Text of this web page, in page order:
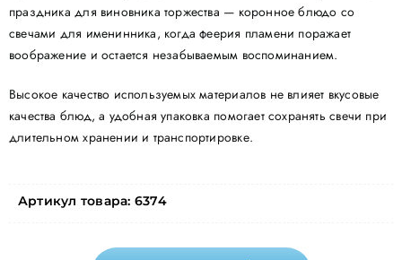
праздника для виновника торжества — коронное блюдо со
свечами для именинника, когда феерия пламени поражает
воображение и остается незабываемым воспоминанием.
Высокое качество используемых материалов не влияет вкусовые
качества блюд, а удобная упаковка помогает сохранять свечи при
длительном хранении и транспортировке.
Артикул товара: 6374